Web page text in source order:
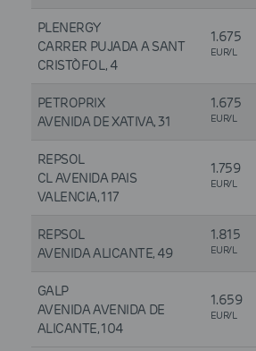
PLENERGY
CARRER PUJADA A SANT
CRISTÒFOL, 4
1.675
EUR/L
PETROPRIX
AVENIDA DE XATIVA, 31
1.675
EUR/L
REPSOL
CL AVENIDA PAIS
VALENCIA, 117
1.759
EUR/L
REPSOL
AVENIDA ALICANTE, 49
1.815
EUR/L
GALP
AVENIDA AVENIDA DE
ALICANTE, 104
1.659
EUR/L